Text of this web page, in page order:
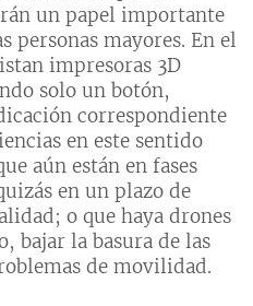
un papel importante
personas mayores. En el
impresoras 3D
solo un botón,
correspondiente
en este sentido
aún están en fases
en un plazo de
o que haya drones
bajar la basura de las
de movilidad.